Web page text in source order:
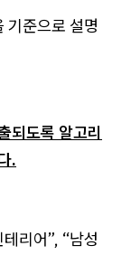
기준으로 설명
되도록 알고리
.
리어”, “남성